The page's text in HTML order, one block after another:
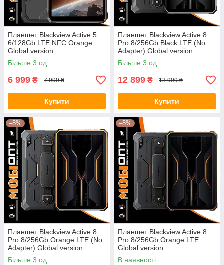
Планшет Blackview Active 5
6/128Gb LTE NFC Orange
Global version
Більше 3 од.
6 999 ₴ 7 999 ₴
Купити
Планшет Blackview Active 8
Pro 8/256Gb Black LTE (No
Adapter) Global version
Більше 3 од.
12 899 ₴ 13 999 ₴
Купити
–8%
Планшет Blackview Active 8
Pro 8/256Gb Orange LTE (No
Adapter) Global version
Більше 3 од.
–8%
Планшет Blackview Active 8
Pro 8/256Gb Orange LTE
Global version
В наявності